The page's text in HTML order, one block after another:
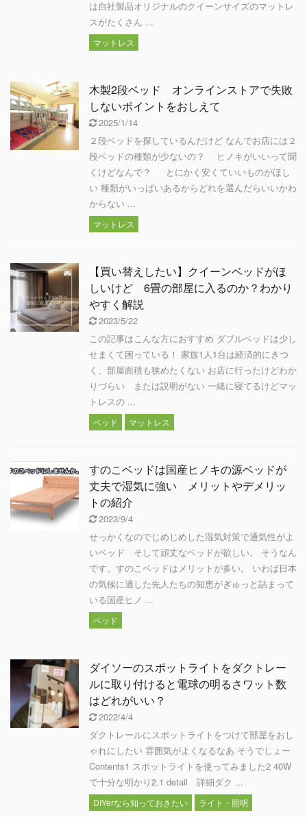
は自社製品オリジナルのクイーンサイズのマットレ
スがたくさん ...
マットレス
木製2段ベッド オンラインストアで失敗
しないポイントをおしえて
2025/1/14
２段ベッドを探しているんだけど なんでお店には２
段ベッドの種類が少ないの？ ヒノキがいいって聞
くけどなんで？ とにかく安くていいものがほし
い 種類がいっぱいあるからどれを選んだらいいかわ
からない ...
マットレス
【買い替えしたい】クイーンベッドがほ
しいけど 6畳の部屋に入るのか？わかり
やすく解説
2023/5/22
この記事はこんな方におすすめ ダブルベッドは少し
せまくて困っている！ 家族1人1台は経済的にきつ
く、部屋面積も狭めたくない お店に行ったけどわか
りづらい または説明がない 一緒に寝てるけどマッ
トレスの ...
ベッド マットレス
すのこベッドは国産ヒノキの源ベッドが
丈夫で湿気に強い メリットやデメリッ
トの紹介
2023/9/4
せっかくなのでじめじめした湿気対策で通気性がよ
いベッド そして頑丈なベッドが欲しい。 そうなん
です。すのこベッドはメリットが多い。 いわば日本
の気候に適した先人たちの知恵がぎゅっと詰まって
いる国産ヒノ ...
ベッド
ダイソーのスポットライトをダクトレー
ルに取り付けると電球の明るさワット数
はどれがいい？
2022/4/4
ダクトレールにスポットライトをつけて部屋をおし
ゃれにしたい 雰囲気がよくなるなあ そうでしょー
Contents1 スポットライトを使ってみました2 40W
で十分な明かり2.1 detail 詳細ダク ...
DIYerなら知っておきたい ライト・照明